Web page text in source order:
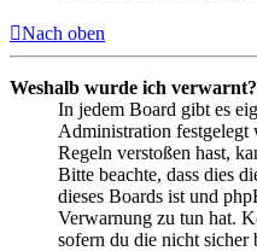
Nach oben
Weshalb wurde ich verwarnt?
In jedem Board gibt es
Administration festgelegt
Regeln verstoßen hast,
Bitte beachte, dass dies
dieses Boards ist und
Verwarnung zu tun hat.
sofern du die nicht